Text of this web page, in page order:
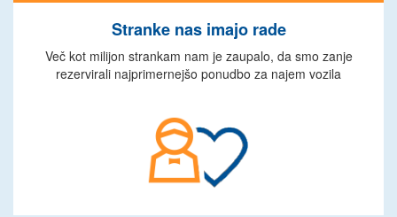
Stranke nas imajo rade
Več kot milijon strankam nam je zaupalo, da smo zanje
rezervirali najprimernejšo ponudbo za najem vozila